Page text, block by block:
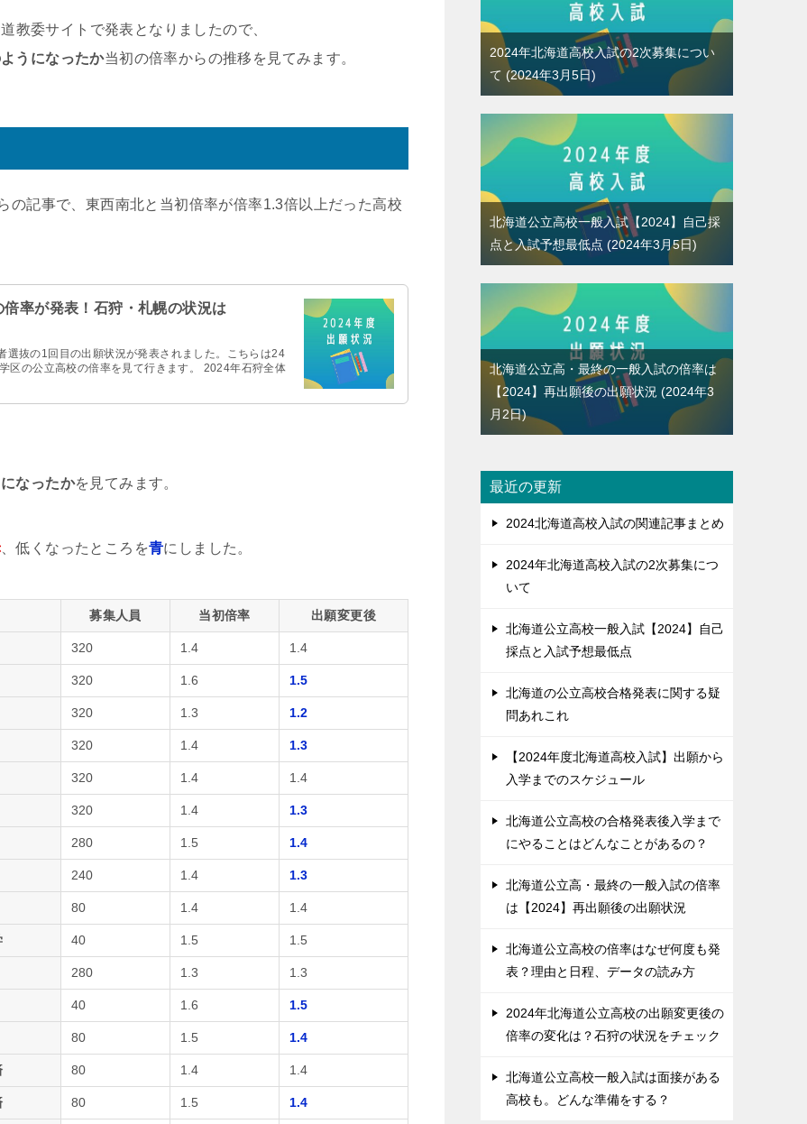
教委サイトで発表となりましたので、
うになったか当初の倍率からの推移を見てみます。
の記事で、東西南北と当初倍率が倍率1.3倍以上だった高校
率が発表！石狩・札幌の状況は
抜の1回目の出願状況が発表されました。こちらは24
区の公立高校の倍率を見て行きます。 2024年石狩全体
なったかを見てみます。
、低くなったところを青にしました。
募集人員 当初倍率 出願変更後
320 1.4 1.4
320 1.6 1.5
320 1.3 1.2
320 1.4 1.3
320 1.4 1.4
320 1.4 1.3
280 1.5 1.4
240 1.4 1.3
80 1.4 1.4
40 1.5 1.5
280 1.3 1.3
40 1.6 1.5
80 1.5 1.4
80 1.4 1.4
80 1.5 1.4
2024年北海道高校入試の2次募集につい
て
2024年3月5日
北海道公立高校一般入試【2024】自己採
点と入試予想最低点
2024年3月5日
北海道公立高・最終の一般入試の倍率は
【2024】再出願後の出願状況
2024年3
月2日
最近の更新
2024北海道高校入試の関連記事まとめ
2024年北海道高校入試の2次募集につ
いて
北海道公立高校一般入試【2024】自己
採点と入試予想最低点
北海道の公立高校合格発表に関する疑
問あれこれ
【2024年度北海道高校入試】出願から
入学までのスケジュール
北海道公立高校の合格発表後入学まで
にやることはどんなことがあるの？
北海道公立高・最終の一般入試の倍率
は【2024】再出願後の出願状況
北海道公立高校の倍率はなぜ何度も発
表？理由と日程、データの読み方
2024年北海道公立高校の出願変更後の
倍率の変化は？石狩の状況をチェック
北海道公立高校一般入試は面接がある
高校も。どんな準備をする？